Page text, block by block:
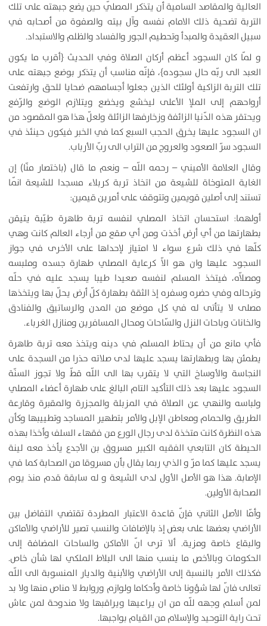
العالية والمقاصد السامية أن يتذكر المصلّي حين يضع جبهته على تلك
التربة تضحية ذلك الامام نفسه وآل بيته والصفوة من أصحابه في
سبيل العقيدة والمبدأ وتحطيم الجور والفساد والظلم والاستبداد.
و لمّا كان السجود أعظم أركان الصلاة وفي الحديث {أقرب ما يكون
العبد الى ربّه حال سجوده}، فإنّه مناسب أن يتذكر بوضع جبهته على
تلك التربة الزاكية أولئك الذين جعلوا أجسامهم ضحايا للحق وارتفعت
أرواحهم إلى الملإ الأعلى ليخشع ويخضع ويتلازم الوضع والرّفع
ويحتقر هذه الدّنيا الزائفة وزخارفها الزائلة ولعلّ‌ هذا هو المقصود من
ان السجود عليها يخرق الحجب السبع كما في الخبر فيكون حينئذ في
السجود سرّ الصعود والعروج من التراب الى ربّ‌ الأرباب.
وقال العلامة الأميني – رحمه اللّه – ونعم ما قال (باختصار منّا) إن
الغاية المتوخاة للشيعة من اتخاذ تربة كربلاء مسجدا للشيعة انّما
تستند إلى أصلين قويمين وتتوقف على أمرين قيمين:
أولهما: استحسان اتخاذ المصلي لنفسه تربة طاهرة طيّبة يتيقن
بطهارتها من أي أرض أخذت ومن أي صقع من أرجاء العالم كانت وهي
كلّها في ذلك شرع سواء لا امتياز لإحداها على الأخرى في جواز
السجود عليها وان هو الاّ كرعاية المصلي طهارة جسده وملبسه
ومصلاّه، فيتخذ المسلم لنفسه صعيدا طيبا يسجد عليه في حلّه
وترحاله وفي حضره وسفره إذ الثقة بطهارة كلّ‌ أرض يحلّ‌ بها ويتخذها
مصلى لا يتأتى له في كل موضع من المدن والرساتيق والفنادق
والخانات وباحات النزل والسّاحات ومحال المسافرين ومنازل الغرباء.
فأي مانع من أن يحتاط المسلم في دينه ويتخذ معه تربة طاهرة
يطمئن بها وبطهارتها يسجد عليها لدى صلاته حذرا من السجدة على
النجاسة والأوساخ التي لا يتقرب بها الى اللّه قطّ ولا تجوز السنّة
السجود عليها بعد ذلك التأكيد التام البالغ على طهارة أعضاء المصلي
ولباسه والنهي عن الصلاة في المزبلة والمجزرة والمقبرة وقارعة
الطريق والحمام ومعاطن الإبل والأمر بتطهير المساجد وتطييبها وكأن
هذه النظرة كانت متخذة لدى رجال الورع من فقهاء السلف وأخذا بهذه
الحيطة كان التابعي الفقيه الكبير مسروق بن الأجدع يأخذ معه لينة
يسجد عليها كما مرّ و الذي ربما يقال بأن مسروقا من الصحابة كما في
الإصابة. هذا هو الأصل الأول لدى الشيعة و له سابقة قدم منذ يوم
الصحابة الأولين.
وأمّا الأصل الثاني فإنّ‌ قاعدة الاعتبار المطردة تقتضي التفاضل بين
الأراضي بعضها على بعض إذ بالإضافات والنسب تصير للأراضي والأماكن
والبقاع خاصة ومزية. ألا ترى انّ‌ الأماكن والساحات المضافة إلى
الحكومات وبالأخص ما ينسب منها الى البلاط الملكي لها شأن خاص.
فكذلك الأمر بالنسبة إلى الأراضي والأبنية والديار المنسوبة الى اللّه
تعالى فانّ‌ لها شؤونا خاصة وأحكاما ولوازم وروابط لا مناص منها ولا بد
لمن أسلم وجهه للّه من ان يراعيها ويراقبها ولا مندوحة لمن عاش
تحت راية التوحيد والإسلام من القيام بواجبها.